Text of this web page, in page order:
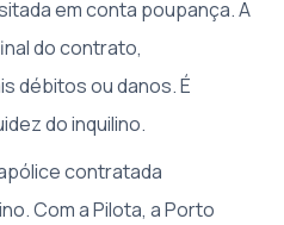
em conta poupança. A
do contrato,
débitos ou danos. É
do inquilino.
contratada
Com a Pilota, a Porto